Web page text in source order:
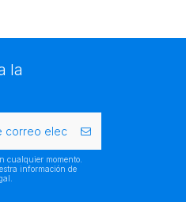
la
cualquier momento.
información de